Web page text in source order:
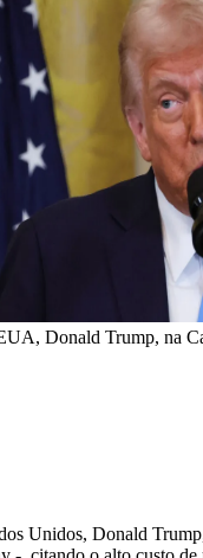
Donald Trump, na
Unidos, Donald